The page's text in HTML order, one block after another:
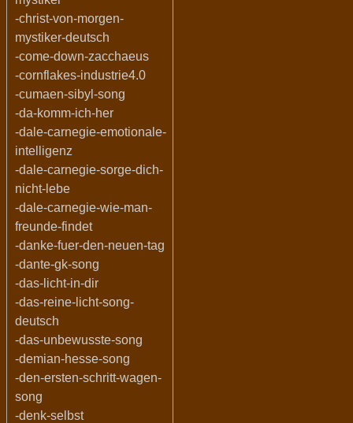
-christ-von-morgen-
mystiker-deutsch
-come-down-zacchaeus
-cornflakes-industrie4.0
-cumaen-sibyl-song
-da-komm-ich-her
-dale-carnegie-emotionale-
intelligenz
-dale-carnegie-sorge-dich-
nicht-lebe
-dale-carnegie-wie-man-
freunde-findet
-danke-fuer-den-neuen-tag
-dante-gk-song
-das-licht-in-dir
-das-reine-licht-song-
deutsch
-das-unbewusste-song
-demian-hesse-song
-den-ersten-schritt-wagen-
song
-denk-selbst